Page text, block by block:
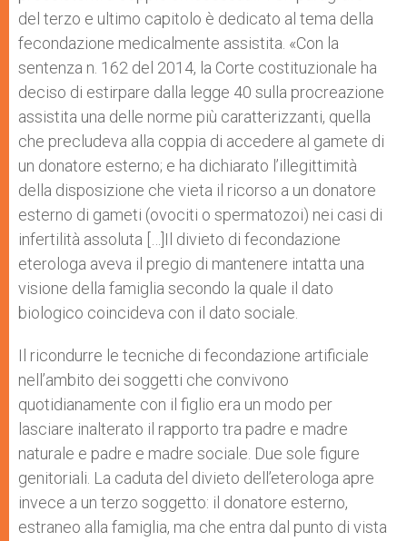
del terzo e ultimo capitolo è dedicato al tema della
fecondazione medicalmente assistita. «Con la
sentenza n. 162 del 2014, la Corte costituzionale ha
deciso di estirpare dalla legge 40 sulla procreazione
assistita una delle norme più caratterizzanti, quella
che precludeva alla coppia di accedere al gamete di
un donatore esterno; e ha dichiarato l’illegittimità
della disposizione che vieta il ricorso a un donatore
esterno di gameti (ovociti o spermatozoi) nei casi di
infertilità assoluta […]Il divieto di fecondazione
eterologa aveva il pregio di mantenere intatta una
visione della famiglia secondo la quale il dato
biologico coincideva con il dato sociale.
Il ricondurre le tecniche di fecondazione artificiale
nell’ambito dei soggetti che convivono
quotidianamente con il figlio era un modo per
lasciare inalterato il rapporto tra padre e madre
naturale e padre e madre sociale. Due sole figure
genitoriali. La caduta del divieto dell’eterologa apre
invece a un terzo soggetto: il donatore esterno,
estraneo alla famiglia, ma che entra dal punto di vista